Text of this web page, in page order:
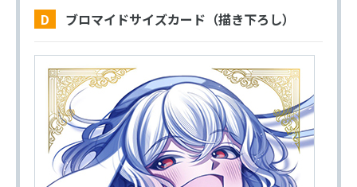
D ブロマイドサイズカード（描き下ろし）